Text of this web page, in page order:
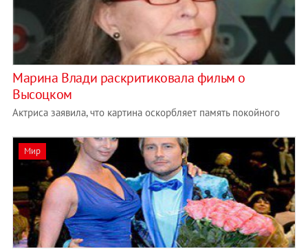
Марина Влади раскритиковала фильм о
Высоцком
Актриса заявила, что картина оскорбляет память покойного
Мир